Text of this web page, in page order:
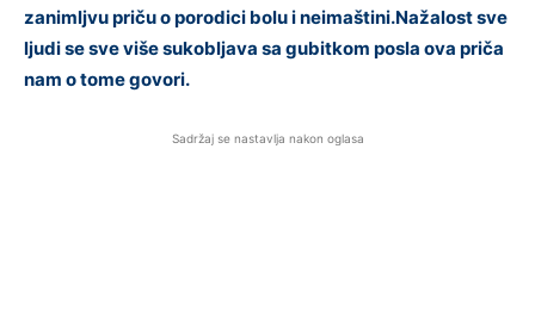
zanimljvu priču o porodici bolu i neimaštini.Nažalost sve
ljudi se sve više sukobljava sa gubitkom posla ova priča
nam o tome govori.
Sadržaj se nastavlja nakon oglasa